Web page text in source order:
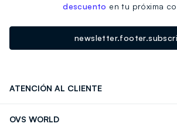
descuento en tu próxima
ATENCIÓN AL CLIENTE
OVS WORLD